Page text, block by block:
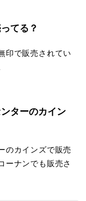
てる？
印で販売されてい
ターのカイン
のカインズで販売
ーナンでも販売さ